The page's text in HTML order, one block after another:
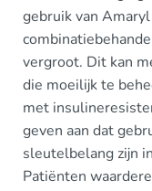
gebruik van
vergroot. Dit kan
die moeilijk te
met
geven aan dat
sleutelbelang zijn
Patiënten